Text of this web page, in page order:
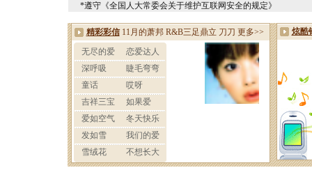
*遵守《全国人大常委会关于维护互联网安全的规定》